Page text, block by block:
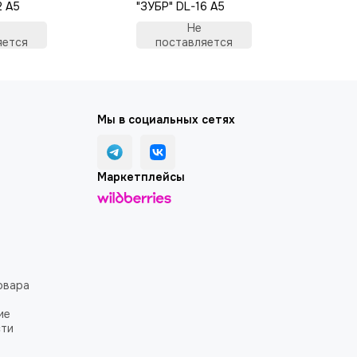
A5
"ЗУБР" DL-16 A5
Не
поставляется
Мы в социальных сетях
Маркетплейсы